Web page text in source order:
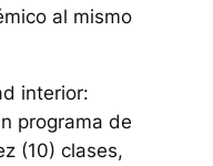
al mismo
interior:
programa de
(10) clases,